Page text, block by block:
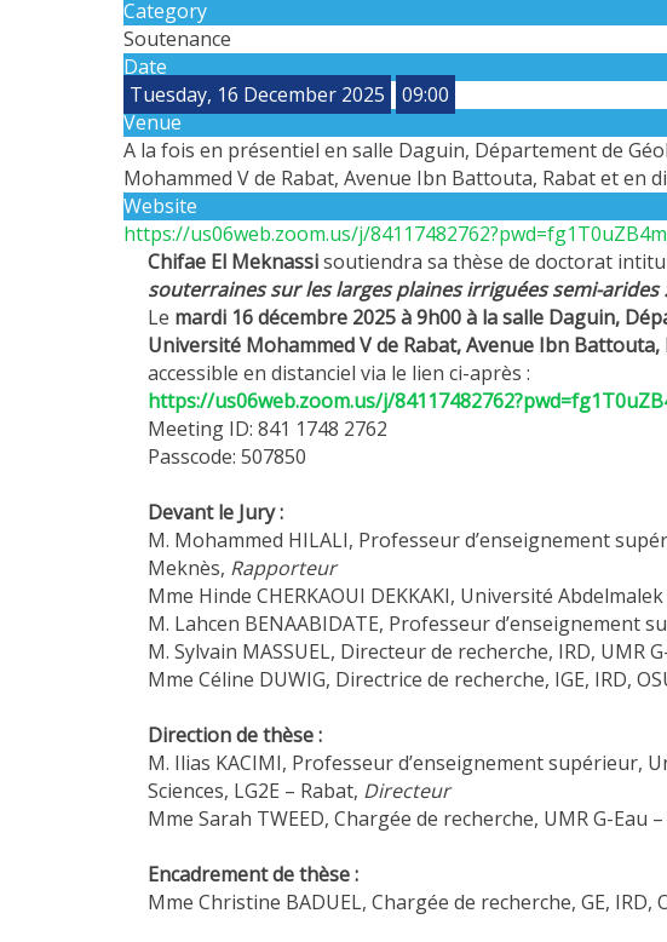
Category
Soutenance
Date
Tuesday, 16 December 2025
09:00
Venue
A la fois en présentiel en salle Daguin, Département de
Mohammed V de Rabat, Avenue Ibn Battouta, Rabat et en
Website
https://us06web.zoom.us/j/
Chifae El Meknassisoutiendra sa thèse de doctorat
souterraines sur les larges plaines irriguées semi-arides
Le mardi 16 décembre 2025à 9h00à la salle Daguin,
Université Mohammed V de Rabat, Avenue Ibn Battouta,
accessible en distanciel via le lien ci-après :
https://us06web.zoom.us/j/
Meeting ID: 841 1748 2762
Passcode: 507850
Devant le Jury :
M. Mohammed HILALI, Professeur d’enseignement
Meknès, Rapporteur
Mme Hinde CHERKAOUI DEKKAKI, Université
M. Lahcen BENAABIDATE, Professeur d’enseignement
M. Sylvain MASSUEL, Directeur de recherche, IRD, UMR
Mme Céline DUWIG, Directrice de recherche, IGE, IRD,
Direction de thèse :
M. Ilias KACIMI, Professeur d’enseignement supérieur,
Sciences, LG2E – Rabat, Directeur
Mme Sarah TWEED, Chargée de recherche, UMR G-Eau
Encadrement de thèse :
Mme Christine BADUEL, Chargée de recherche, GE, IRD,